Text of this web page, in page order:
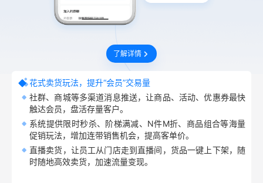
了解详情
花式卖货玩法，提升“会员”交易量
社群、商城等多渠道消息推送，让商品、活动、优惠券最快
触达会员，盘活存量客户。
系统提供限时秒杀、阶梯满减、N件M折、商品组合等海量
促销玩法，增加连带销售机会，提高客单价。
直播卖货，让员工从门店走到直播间，货品一键上下架，随
时随地高效卖货，加速流量变现。